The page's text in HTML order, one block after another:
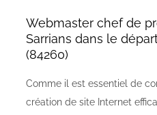
Webmaster chef de
Sarrians dans le
(84260)
Comme il est essentiel de
création de site Internet